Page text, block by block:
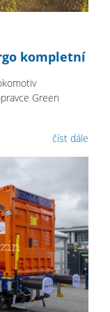
kompletní
Green
číst dále